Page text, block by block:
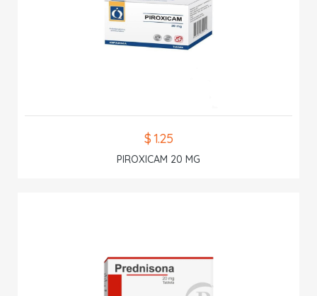
$ 1.25
PIROXICAM 20 MG